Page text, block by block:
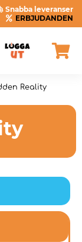
Snabba leveranser
ERBJUDANDEN
Reality